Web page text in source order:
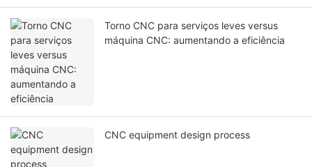
Torno CNC para serviços leves versus
máquina CNC: aumentando a eficiência
CNC equipment design process